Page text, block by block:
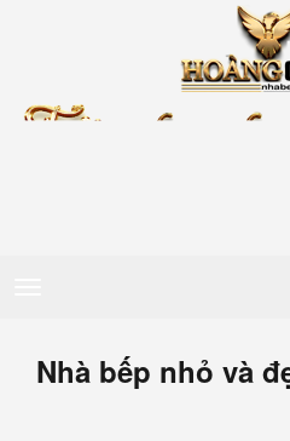
Nhà bếp nhỏ và